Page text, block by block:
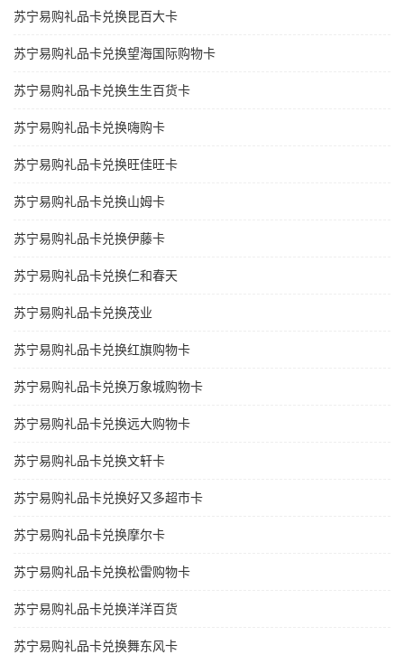
苏宁易购礼品卡兑换昆百大卡
苏宁易购礼品卡兑换望海国际购物卡
苏宁易购礼品卡兑换生生百货卡
苏宁易购礼品卡兑换嗨购卡
苏宁易购礼品卡兑换旺佳旺卡
苏宁易购礼品卡兑换山姆卡
苏宁易购礼品卡兑换伊藤卡
苏宁易购礼品卡兑换仁和春天
苏宁易购礼品卡兑换茂业
苏宁易购礼品卡兑换红旗购物卡
苏宁易购礼品卡兑换万象城购物卡
苏宁易购礼品卡兑换远大购物卡
苏宁易购礼品卡兑换文轩卡
苏宁易购礼品卡兑换好又多超市卡
苏宁易购礼品卡兑换摩尔卡
苏宁易购礼品卡兑换松雷购物卡
苏宁易购礼品卡兑换洋洋百货
苏宁易购礼品卡兑换舞东风卡